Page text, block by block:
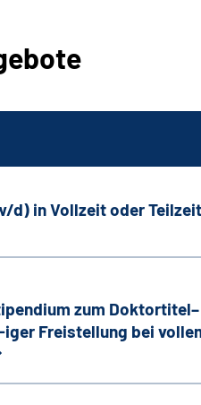
d) in Vollzeit oder Teilzeit
zum
Freistellung bei